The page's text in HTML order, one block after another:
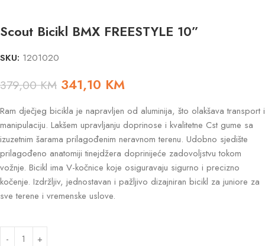
Scout Bicikl BMX FREESTYLE 10”
SKU: 1201020
379,00KM 341,10 KM
Ram dječjeg bicikla je napravljen od aluminija, što olakšava transport i
manipulaciju. Lakšem upravljanju doprinose i kvalitetne Cst gume sa
izuzetnim šarama prilagođenim neravnom terenu. Udobno sjedište
prilagođeno anatomiji tinejdžera doprinijeće zadovoljstvu tokom
vožnje. Bicikl ima V-kočnice koje osiguravaju sigurno i precizno
kočenje. Izdržljiv, jednostavan i pažljivo dizajniran bicikl za juniore za
sve terene i vremenske uslove.